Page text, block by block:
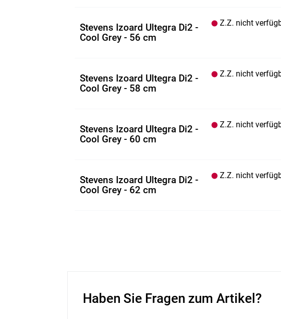
Stevens Izoard Ultegra Di2 -
Cool Grey - 56 cm
Z.Z. nicht
Stevens Izoard Ultegra Di2 -
Cool Grey - 58 cm
Z.Z. nicht
Stevens Izoard Ultegra Di2 -
Cool Grey - 60 cm
Z.Z. nicht
Stevens Izoard Ultegra Di2 -
Cool Grey - 62 cm
Z.Z. nicht
Haben Sie Fragen zum Artikel?